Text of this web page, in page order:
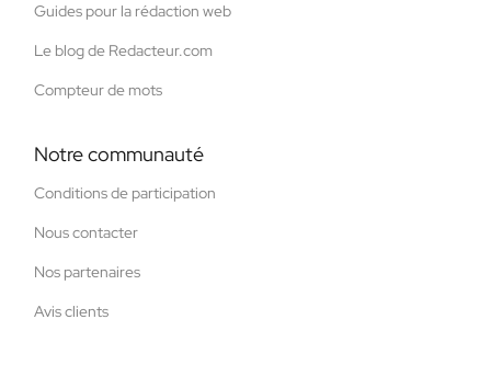
Guides pour la rédaction web
Le blog de Redacteur.com
Compteur de mots
Notre communauté
Conditions de participation
Nous contacter
Nos partenaires
Avis clients